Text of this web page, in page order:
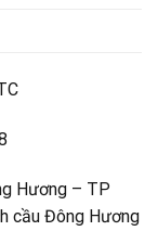
Hương – TP
cầu Đông Hương